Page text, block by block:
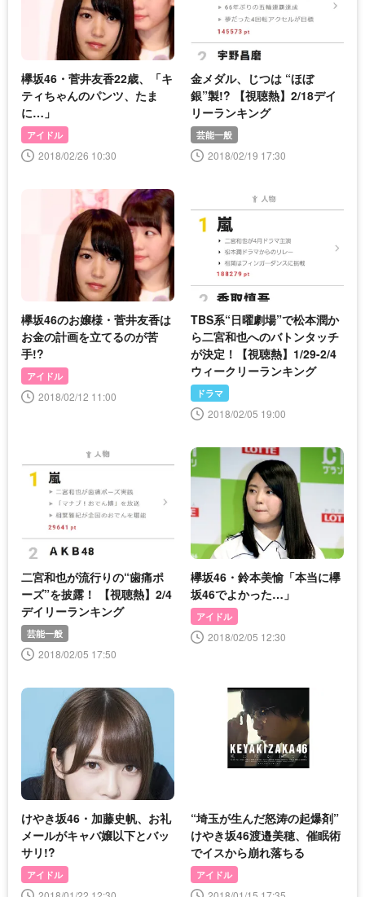
欅坂46・菅井友香22歳、「キ
ティちゃんのパンツ、たま
に…」
アイドル
2018/02/26 10:30
金メダル、じつは “ほぼ
銀”製!? 【視聴熱】2/18デイ
リーランキング
芸能一般
2018/02/19 17:30
欅坂46のお嬢様・菅井友香は
お金の計画を立てるのが苦
手!?
アイドル
2018/02/12 11:00
TBS系“日曜劇場”で松本潤か
ら二宮和也へのバトンタッチ
が決定！【視聴熱】1/29-2/4
ウィークリーランキング
ドラマ
2018/02/05 19:00
二宮和也が流行りの“歯痛ポ
ーズ”を披露！ 【視聴熱】2/4
デイリーランキング
芸能一般
2018/02/05 17:50
欅坂46・鈴本美愉「本当に欅
坂46でよかった…」
アイドル
2018/02/05 12:30
けやき坂46・加藤史帆、お礼
メールがキャバ嬢以下とバッ
サリ!?
アイドル
“埼玉が生んだ怒涛の起爆剤”
けやき坂46渡邉美穂、催眠術
でイスから崩れ落ちる
アイドル